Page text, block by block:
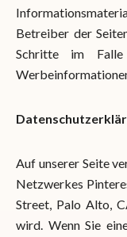
Betreiber der
Schritte im Falle
Auf unserer Seite
Netzwerkes
Street, Palo Alto,
wird. Wenn Sie